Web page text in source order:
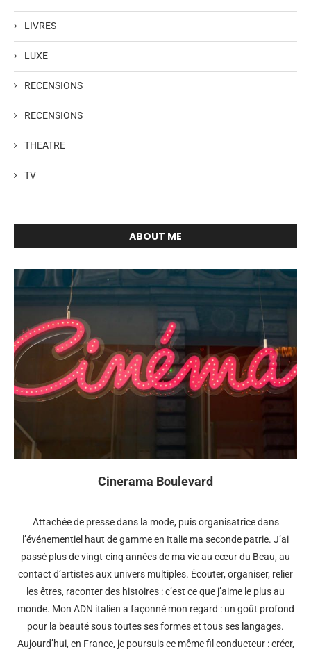
LIVRES
LUXE
RECENSIONS
RECENSIONS
THEATRE
TV
ABOUT ME
Cinerama Boulevard
Attachée de presse dans la mode, puis organisatrice dans
l’événementiel haut de gamme en Italie ma seconde patrie. J’ai
passé plus de vingt-cinq années de ma vie au cœur du Beau, au
contact d’artistes aux univers multiples. Écouter, organiser, relier
les êtres, raconter des histoires : c’est ce que j’aime le plus au
monde. Mon ADN italien a façonné mon regard : un goût profond
pour la beauté sous toutes ses formes et tous ses langages.
Aujourd’hui, en France, je poursuis ce même fil conducteur : créer,